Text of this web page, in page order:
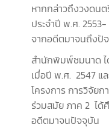
หากกล่าวถึงวงดน
ประจำปี พ.ศ.
จากอดีตมาจนถึงปั
สำนักพิมพ์ชมนาด ไ
เมื่อปี พ.ศ. 2547 แ
โครงการ การวิจัย
ร่วมสมัย ภาค 2 ได้
อดีตมาจนปัจจุบัน